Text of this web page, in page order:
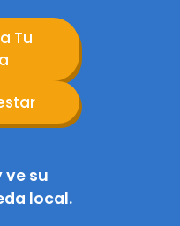
Tu
ve su
local.